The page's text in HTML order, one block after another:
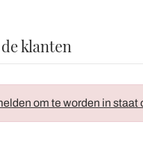
klanten
om te worden in staat